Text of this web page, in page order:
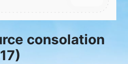
consolation